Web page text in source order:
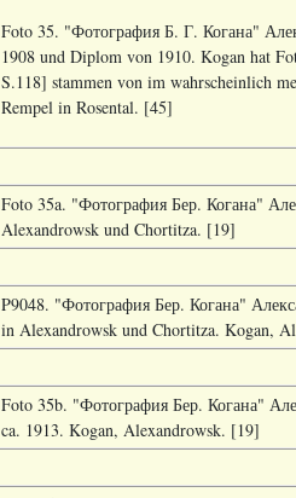
Foto 35. "Фотография Б. Г. Когана"
1908 und Diplom von 1910. Kogan hat
S.118] stammen von im wahrscheinlich
Rempel in Rosental. [45]
Foto 35a. "Фотография Бер. Когана"
Alexandrowsk und Chortitza. [19]
P9048. "Фотография Бер. Когана"
in Alexandrowsk und Chortitza. Kogan,
Foto 35b. "Фотография Бер. Когана"
ca. 1913. Kogan, Alexandrowsk. [19]